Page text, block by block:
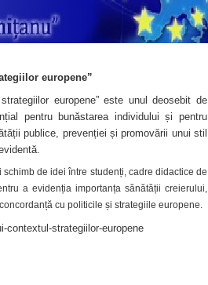
europene”
europene” este unul deosebit de
pentru bunăstarea individului și pentru
publice, prevenției și promovării unui stil
de idei între studenți, cadre didactice de
a evidenția importanța sănătății creierului,
cu politicile și strategiile europene.
contextul-strategiilor-europene